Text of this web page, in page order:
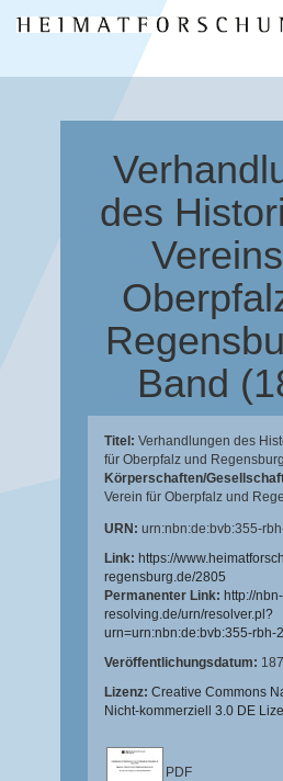
des
Band
Titel: Verhandlungen des
für Oberpfalz und
Körperschaften/
Verein für Oberpfalz und
URN: urn:nbn:de:bvb:355-
Link: https://
regensburg.de/2805
Permanenter Link: http://nbn-
resolving.de/urn/resolver.pl?
urn=urn:nbn:de:bvb:355-rbh-
Veröffentlichungsdatum:
Lizenz: Creative Commons
Nicht-kommerziell 3.0 DE
PDF